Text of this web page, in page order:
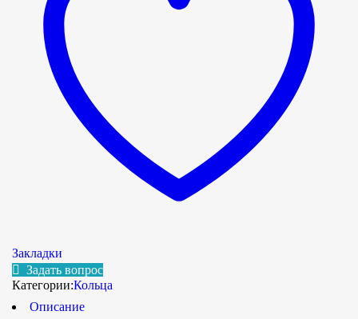
Закладки
Задать вопрос
Категории:Кольца
Описание